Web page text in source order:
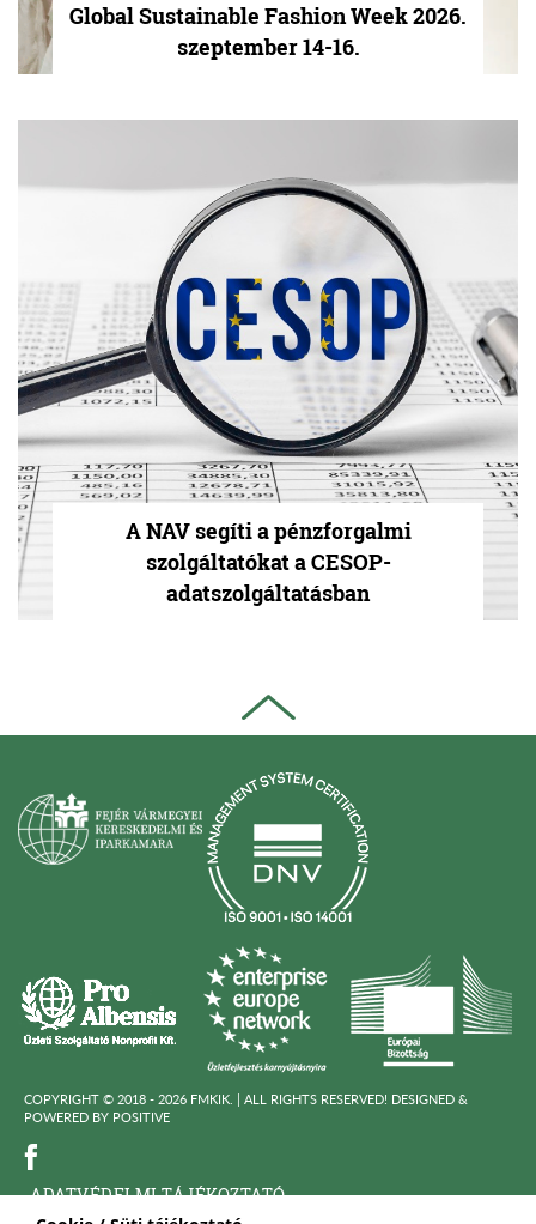
Global Sustainable Fashion Week 2026.
szeptember 14-16.
A NAV segíti a pénzforgalmi
szolgáltatókat a CESOP-
adatszolgáltatásban
COPYRIGHT © 2018 - 2026 FMKIK. | ALL RIGHTS RESERVED! DESIGNED &
POWERED BY POSITIVE
ADATVÉDELMI TÁJÉKOZTATÓ